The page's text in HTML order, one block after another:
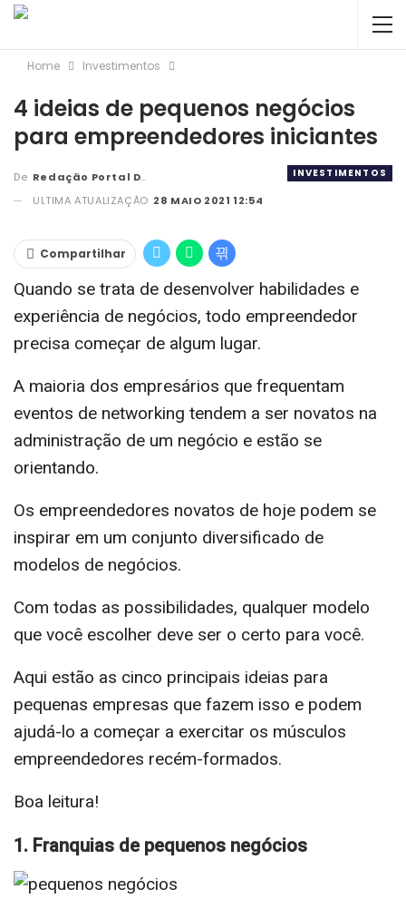
Home Investimentos
4 ideias de pequenos negócios
para empreendedores iniciantes
INVESTIMENTOS
De Redação Portal DBC
ULTIMA ATUALIZAÇÃO 28 MAIO 2021 12:54
Compartilhar
Quando se trata de desenvolver habilidades e
experiência de negócios, todo empreendedor
precisa começar de algum lugar.
A maioria dos empresários que frequentam
eventos de networking tendem a ser novatos na
administração de um negócio e estão se
orientando.
Os empreendedores novatos de hoje podem se
inspirar em um conjunto diversificado de
modelos de negócios.
Com todas as possibilidades, qualquer modelo
que você escolher deve ser o certo para você.
Aqui estão as cinco principais ideias para
pequenas empresas que fazem isso e podem
ajudá-lo a começar a exercitar os músculos
empreendedores recém-formados.
Boa leitura!
1. Franquias de pequenos negócios